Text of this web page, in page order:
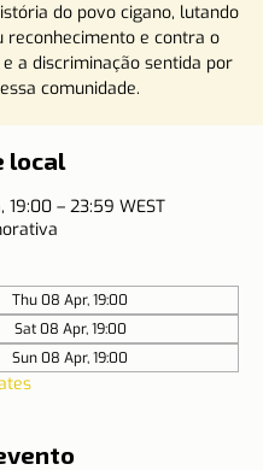
do povo cigano, lutando
reconhecimento e contra o
a discriminação sentida por
essa comunidade.
local
– 23:59 WEST
Thu 08 Apr, 19:00
Sat 08 Apr, 19:00
Sun 08 Apr, 19:00